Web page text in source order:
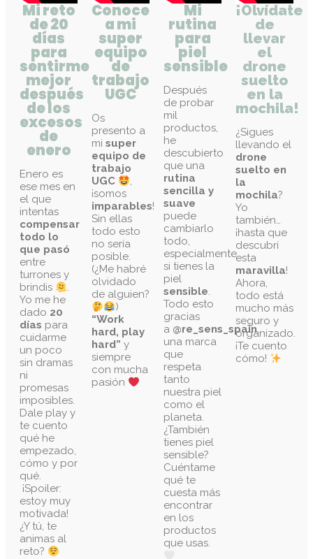
Mi reto
de 20
días
para
sentirme
mejor
después
de los
excesos
de
enero
Enero es
ese mes en
el que
intentas
compensar
todo lo
que pasó
entre
turrones y
brindis
.
Yo me he
dado 20
días para
cuidarme
un poco
sin dramas
ni
promesas
imposibles.
Dale play y
te cuento
qué he
empezado,
cómo y por
qué.
¡Spoiler:
estoy muy
motivada!
¿Y tú, te
animas al
reto?
Conoce
a mi
super
equipo
de
trabajo
UGC
Os
presento a
mi super
equipo de
trabajo
UGC
,
¡somos
imparables!
Sin ellas
todo esto
no sería
posible.
(¿Me habré
olvidado
de alguien?
)
“Work
hard, play
hard” y
siempre
con mucha
pasión
Mi
rutina
para
piel
sensible
Después
de probar
mil
productos,
he
descubierto
que una
rutina
sencilla y
suave
puede
cambiarlo
todo,
especialmente
si tienes la
piel
sensible.
Todo esto
gracias
a @re_sens_spain,
una marca
que
respeta
tanto
nuestra piel
como el
planeta.
¿También
tienes piel
sensible?
Cuéntame
qué te
cuesta más
encontrar
en los
productos
que usas.
¡Olvídate
de
llevar
el
drone
suelto
en la
mochila!
¿Sigues
llevando el
drone
suelto en
la
mochila?
Yo
también…
¡hasta que
descubrí
esta
maravilla!
Ahora,
todo está
mucho más
seguro y
organizado.
¡Te cuento
cómo!